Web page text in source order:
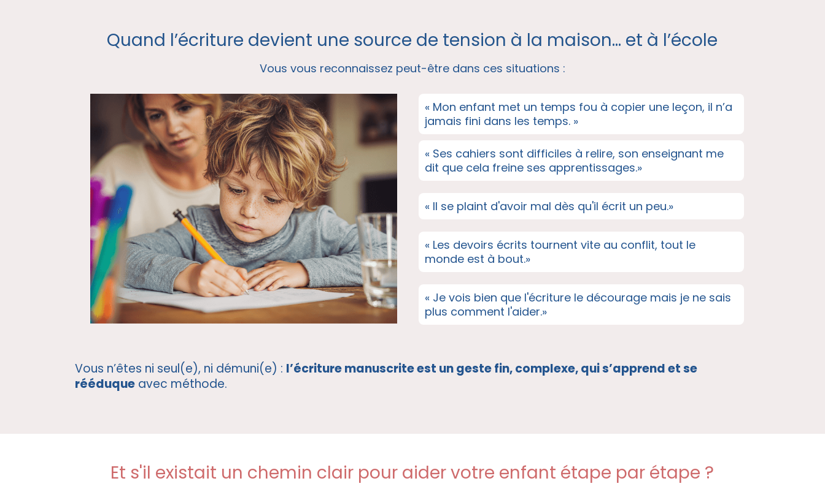
Quand l’écriture devient une source de tension à la maison… et à l’école
Vous vous reconnaissez peut-être dans ces situations :
« Mon enfant met un temps fou à copier une leçon, il n’a
jamais fini dans les temps. »
« Ses cahiers sont difficiles à relire, son enseignant me
dit que cela freine ses apprentissages.»
« Il se plaint d'avoir mal dès qu'il écrit un peu.»
« Les devoirs écrits tournent vite au conflit, tout le
monde est à bout.»
« Je vois bien que l'écriture le décourage mais je ne sais
plus comment l'aider.»
Vous n’êtes ni seul(e), ni démuni(e) : l’écriture manuscrite est un geste fin, complexe, qui s’apprend et se
rééduque avec méthode.
Et s'il existait un chemin clair pour aider votre enfant étape par étape ?